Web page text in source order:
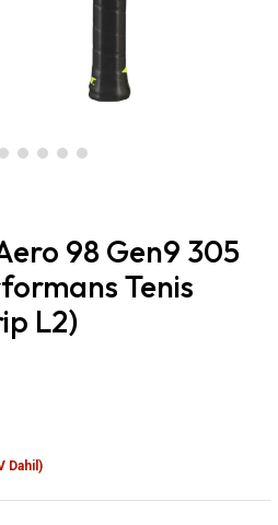
98 Gen9 305
Tenis
L2)
Dahil)